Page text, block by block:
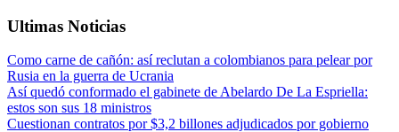
Ultimas Noticias
Como carne de cañón: así reclutan a colombianos para pelear por
Rusia en la guerra de Ucrania
Así quedó conformado el gabinete de Abelardo De La Espriella:
estos son sus 18 ministros
Cuestionan contratos por $3,2 billones adjudicados por gobierno